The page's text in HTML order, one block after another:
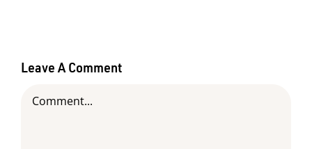
Leave A Comment
Comment